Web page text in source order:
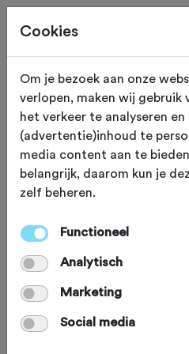
ROUTES + REIZEN
Op
avontuur in
Als een klein kind
Olthuis te popelen
sporen te geven in
uitdaging van
Cookies
Om je bezoek aan onze
verlopen, maken wij gebruik
het verkeer te analyseren en
(advertentie)inhoud te
media content aan te
belangrijk, daarom kun je
zelf beheren.
Functioneel
Analytisch
Marketing
Social media